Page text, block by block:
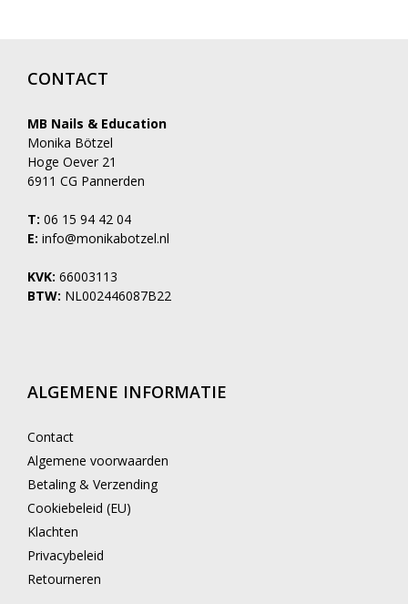
CONTACT
MB Nails & Education
Monika Bötzel
Hoge Oever 21
6911 CG Pannerden
T: 06 15 94 42 04
E: info@monikabotzel.nl
KVK: 66003113
BTW: NL002446087B22
ALGEMENE INFORMATIE
Contact
Algemene voorwaarden
Betaling & Verzending
Cookiebeleid (EU)
Klachten
Privacybeleid
Retourneren